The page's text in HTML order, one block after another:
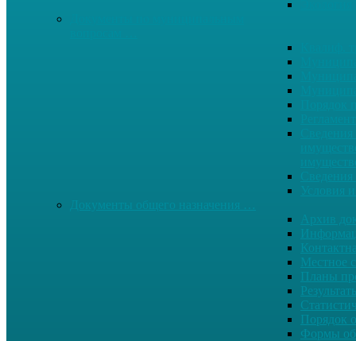
Архив
Местное
Планы
Порядок
Формы